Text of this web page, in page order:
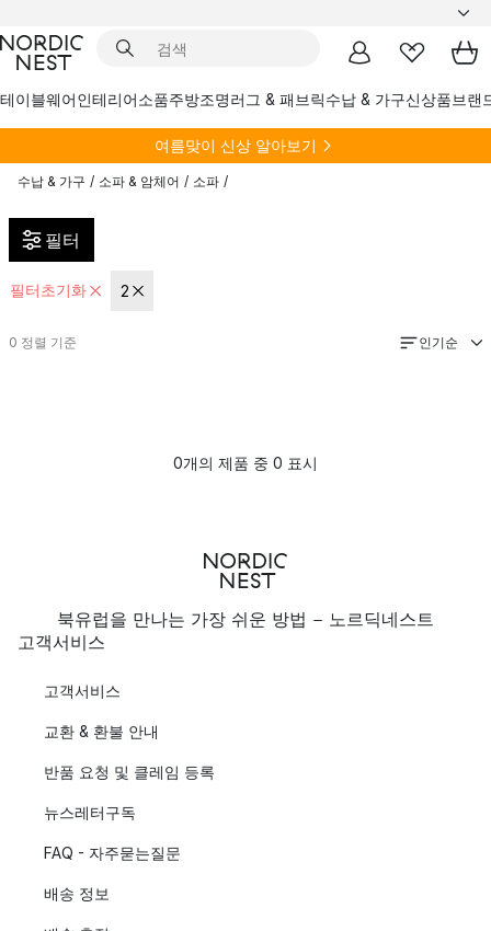
테이블웨어인테리어소품주방조명러그 & 패브릭수납 & 가구신상품브랜
여름맞이 신상 알아보기
수납 & 가구 / 소파 & 암체어 / 소파 /
필터
필터초기화 2
0 정렬 기준 인기순
0개의 제품 중 0 표시
북유럽을 만나는 가장 쉬운 방법 - 노르딕네스트
고객서비스
고객서비스
교환 & 환불 안내
반품 요청 및 클레임 등록
뉴스레터구독
FAQ - 자주묻는질문
배송 정보